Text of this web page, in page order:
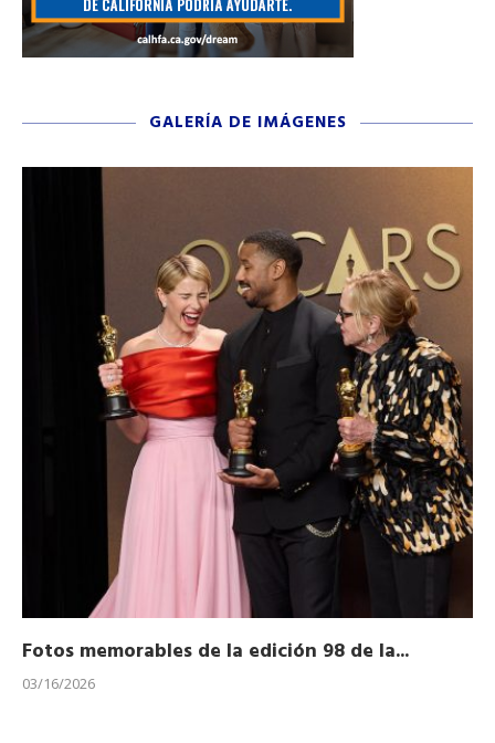
GALERÍA DE IMÁGENES
Fotos memorables de la edición 98 de la...
03/16/2026